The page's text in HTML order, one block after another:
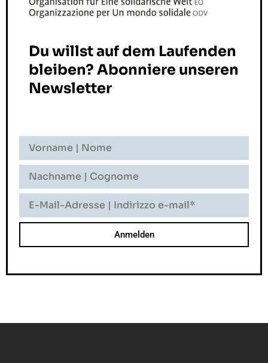
Du willst auf dem Laufenden
bleiben? Abonniere unseren
Newsletter
Nome
Cognome
Mail-
Adresse
-
E-